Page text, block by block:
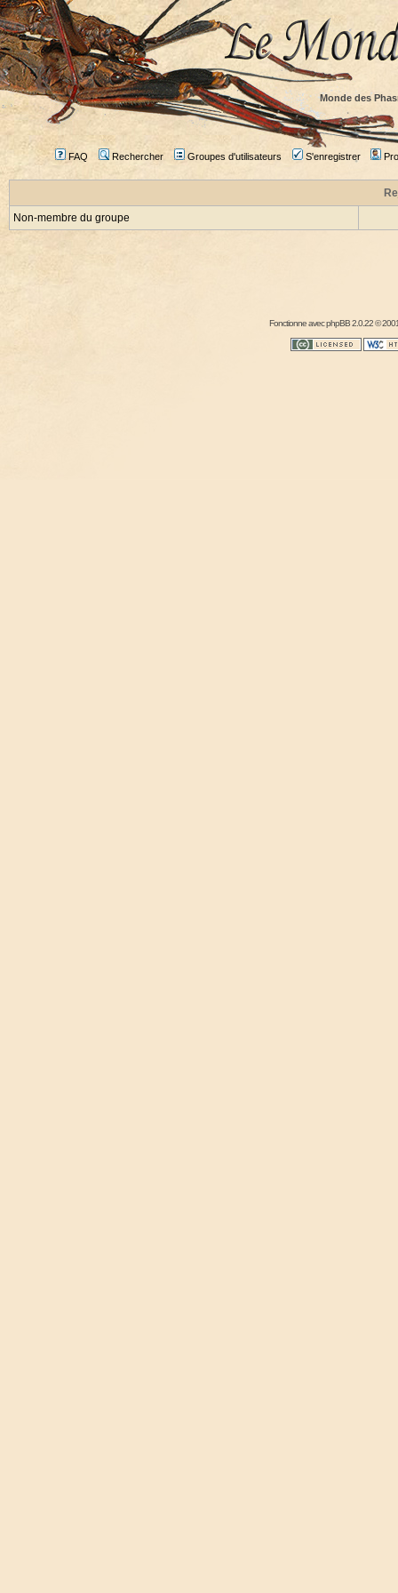
Monde des
FAQ Rechercher Groupes d'utilisateurs S'enregistrer
Non-membre du groupe
Fonctionne avecphpBB2.0.22 ©